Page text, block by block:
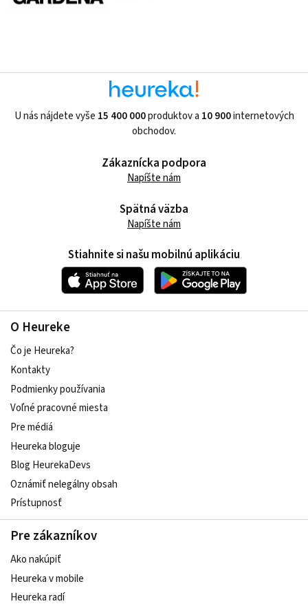
U nás nájdete vyše 15 400 000produktov a 10 900internetových
obchodov.
O Heureke
Čo je Heureka?
Kontakty
Podmienky používania
Voľné pracovné miesta
Pre médiá
Heureka bloguje
Blog HeurekaDevs
Oznámiť nelegálny obsah
Prístupnosť
Pre zákazníkov
Ako nakúpiť
Heureka v mobile
Heureka radí
Zákaznícka podpora
Napíšte nám
Spätná väzba
Napíšte nám
Stiahnite si našu mobilnú aplikáciu